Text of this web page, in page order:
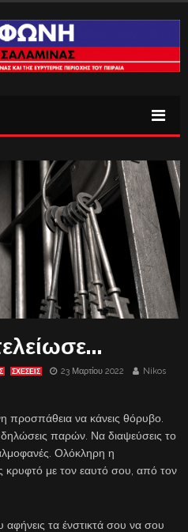
ΣΧΕΣΕΙΣ 23 Μαρτίου 2022
Nikos
να κάνεις θόρυβο.
παρών. Να διαψεύσεις το
Ολόκληρη η
κρυφτό με τον εαυτό σου, από τον
τα ένστικτά σου να σου